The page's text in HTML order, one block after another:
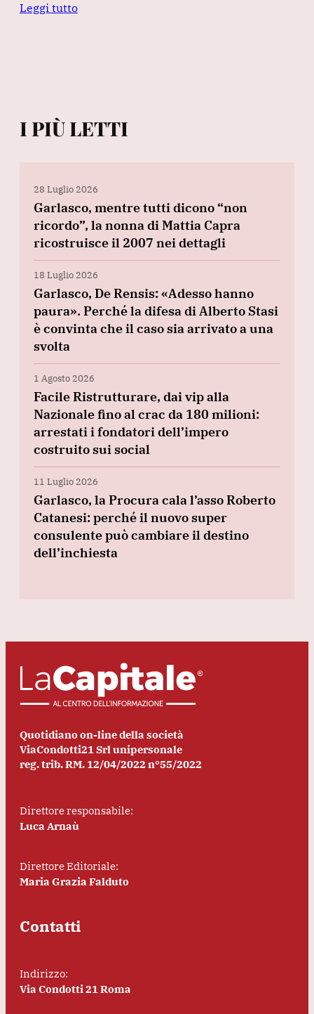
Leggi tutto
I PIÙ LETTI
28 Luglio 2026
Garlasco, mentre tutti dicono “non
ricordo”, la nonna di Mattia Capra
ricostruisce il 2007 nei dettagli
18 Luglio 2026
Garlasco, De Rensis: «Adesso hanno
paura». Perché la difesa di Alberto Stasi
è convinta che il caso sia arrivato a una
svolta
1 Agosto 2026
Facile Ristrutturare, dai vip alla
Nazionale fino al crac da 180 milioni:
arrestati i fondatori dell’impero
costruito sui social
11 Luglio 2026
Garlasco, la Procura cala l’asso Roberto
Catanesi: perché il nuovo super
consulente può cambiare il destino
dell’inchiesta
Quotidiano on-line della società
ViaCondotti21 Srl unipersonale
reg. trib. RM. 12/04/2022 n°55/2022
Direttore responsabile:
Luca Arnaù
Direttore Editoriale:
Maria Grazia Falduto
Contatti
Indirizzo:
Via Condotti 21 Roma